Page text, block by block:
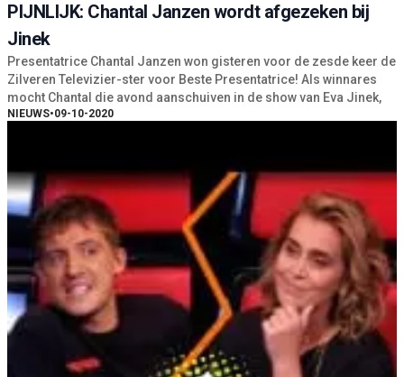
PIJNLIJK: Chantal Janzen wordt afgezeken bij
Jinek
Presentatrice Chantal Janzen won gisteren voor de zesde keer de
Zilveren Televizier-ster voor Beste Presentatrice! Als winnares
mocht Chantal die avond aanschuiven in de show van Eva Jinek,
NIEUWS•09-10-2020